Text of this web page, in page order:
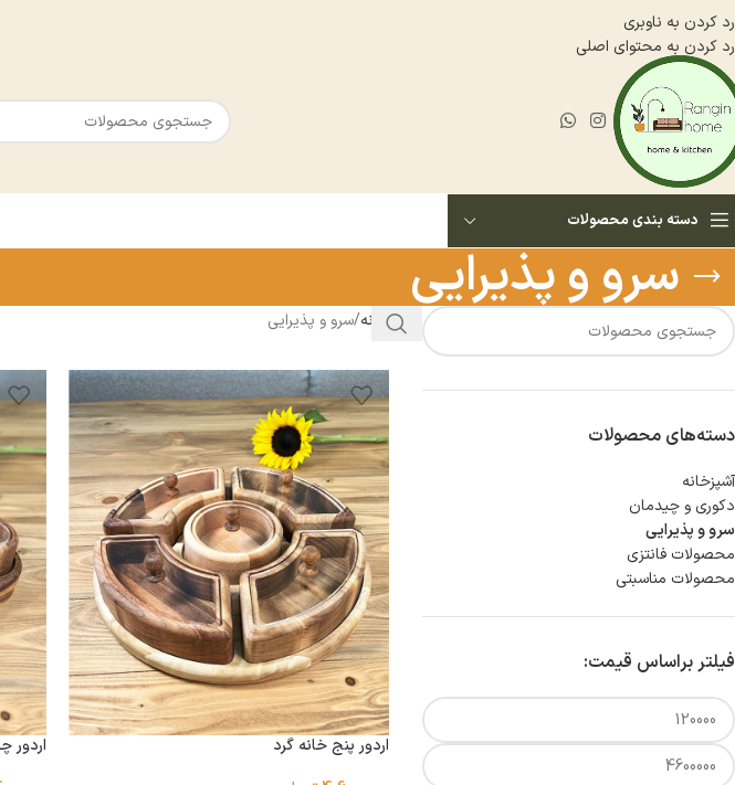
رد کردن به ناوبری
رد کردن به محتوای اصلی
دسته بندی محصولات
سرو و پذيرايى
دسته‌های محصولات
آشپزخانه
دكورى و چيدمان
سرو و پذيرايى
محصولات فانتزی
محصولات مناسبتی
فیلتر براساس قیمت:
خانه سرو و پذيرايى
اردور پنج خانه گرد
اردور